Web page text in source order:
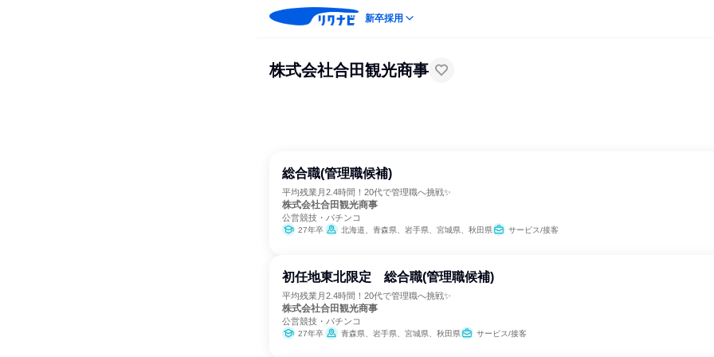
新卒採用
株式会社合田観光商事
総合職(管理職候補)
平均残業月2.4時間！20代で管理職へ挑戦✨
株式会社合田観光商事
公営競技・パチンコ
27年卒 北海道、青森県、岩手県、宮城県、秋田県 サービス/接客
初任地東北限定 総合職(管理職候補)
平均残業月2.4時間！20代で管理職へ挑戦✨
株式会社合田観光商事
公営競技・パチンコ
27年卒 青森県、岩手県、宮城県、秋田県 サービス/接客